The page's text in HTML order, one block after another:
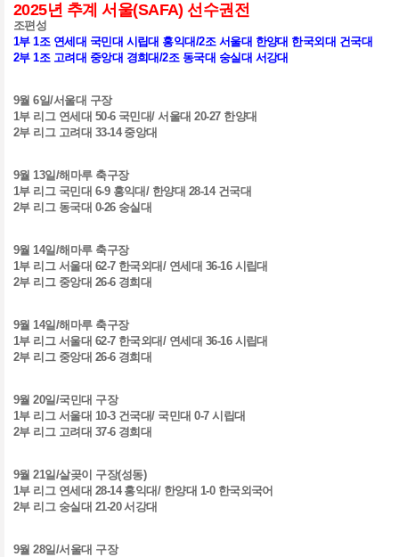
2025년 추계 서울(SAFA)선수권전
조편성
1부1조 연세대 국민대 시립대 홍익대/2조 서울대 한양대 한국외대 건국대
2부1조 고려대 중앙대 경희대/2조 동국대 숭실대 서강대
9월6일/서울대 구장
1부 리그 연세대 50-6 국민대/서울대20-27 한양대
2부 리그 고려대 33-14중앙대
9월13일/해마루 축구장
1부 리그 국민대 6-9 홍익대 / 한양대 28-14 건국대
2부 리그 동국대 0-26 숭실대
9월14일/해마루 축구장
1부 리그 서울대 62-7 한국외대 / 연세대 36-16 시립대
2부 리그 중앙대 26-6 경희대
9월14일/해마루 축구장
1부 리그 서울대 62-7 한국외대 / 연세대 36-16 시립대
2부 리그 중앙대 26-6 경희대
9월20일/국민대 구장
1부 리그 서울대 10-3 건국대/ 국민대0-7시립대
2부 리그 고려대 37-6 경희대
9월21일/살곶이 구장(성동)
1부 리그 연세대 28-14홍익대 / 한양대 1-0 한국외국어
2부 리그 숭실대 21-20서강대
9월28일/서울대 구장